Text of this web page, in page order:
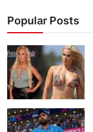
Popular Posts